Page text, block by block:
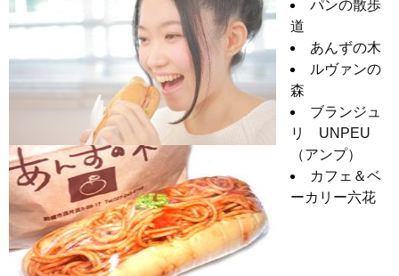
パンの散歩
道
あんずの木
ルヴァンの
森
ブランジュ
リ UNPEU
（アンプ）
カフェ＆ベ
ーカリー六花